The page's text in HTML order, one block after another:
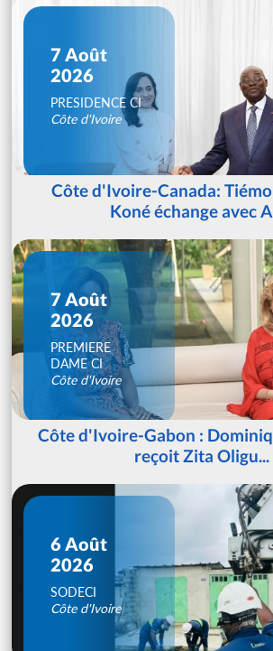
7 Août
2026
PRESIDENCE CI
Côte d'Ivoire
Côte d'Ivoire-Canada:
Koné échange avec
7 Août
2026
PREMIERE
DAME CI
Côte d'Ivoire
Côte d'Ivoire-Gabon :
reçoit Zita Oligu...
6 Août
2026
SODECI
Côte d'Ivoire